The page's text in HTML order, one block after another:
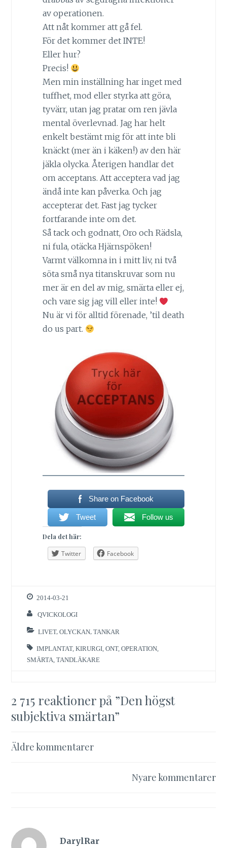
av operationen.
Att nåt kommer att gå fel.
För det kommer det INTE!
Eller hur?
Precis!
Men min inställning har inget med
tuffhet, mod eller styrka att göra,
tyvärr, utan jag pratar om ren jävla
mental överlevnad. Jag har helt
enkelt bestämt mig för att inte bli
knäckt (mer än i käken!) av den här
jäkla olycka. Återigen handlar det
om acceptans. Att acceptera vad jag
ändå inte kan påverka. Och jag
accepterar det. Fast jag tycker
fortfarande inte om det.
Så tack och godnatt, Oro och Rädsla,
ni fula, otäcka Hjärnspöken!
Varmt välkomna in i mitt liv, ni två
söta små nya titanskruvar som nu
mer är en del av mig, smärta eller ej,
och vare sig jag vill eller inte!
Nu är vi för alltid förenade, ’til death
do us part.
Share on Facebook
Tweet Follow us
Dela det här:
Twitter Facebook
2014-03-21
QVICKOLOGI
LIVET,OLYCKAN ,TANKAR
IMPLANTAT,KIRURGI ,ONT,OPERATION
SMÄRTA ,TANDLÄKARE
2 715 reaktioner på ”Den högst
subjektiva smärtan”
Kommentarsnavigering
Äldre kommentarer
Nyare kommentarer
DarylRar